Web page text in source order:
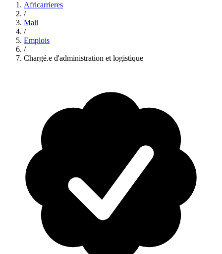
Africarrieres
/
Mali
/
Emplois
/
Chargé.e d'administration et logistique